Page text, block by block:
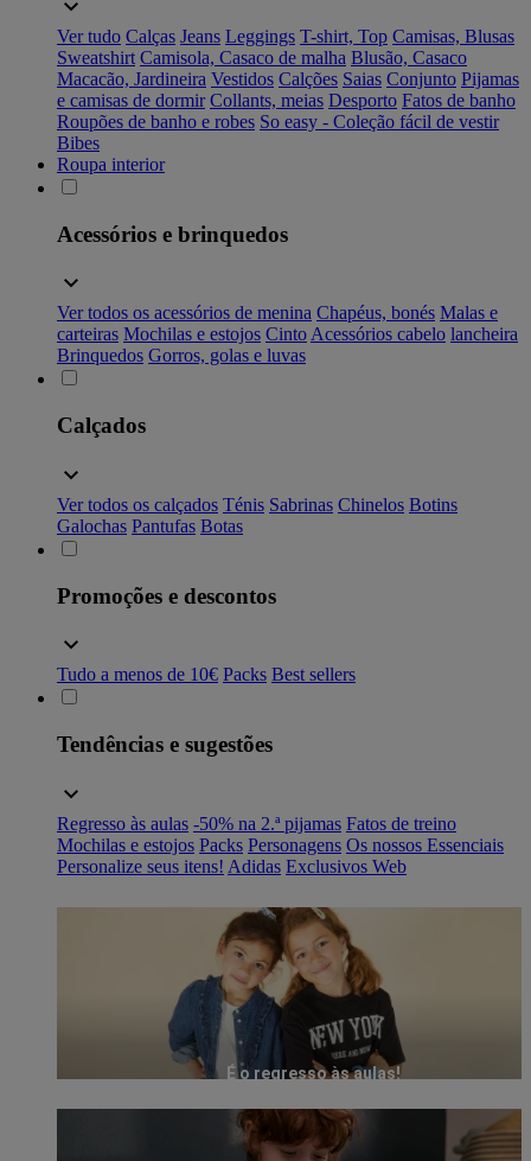
Ver tudo Calças Jeans Leggings T-shirt, Top Camisas, Blusas
Sweatshirt Camisola, Casaco de malha Blusão, Casaco
Macacão, Jardineira Vestidos Calções Saias Conjunto Pijamas
e camisas de dormir Collants, meias Desporto Fatos de banho
Roupões de banho e robes So easy - Coleção fácil de vestir
Bibes
Roupa interior
Acessórios e brinquedos
Ver todos os acessórios de menina Chapéus, bonés Malas e
carteiras Mochilas e estojos Cinto Acessórios cabelo lancheira
Brinquedos Gorros, golas e luvas
Calçados
Ver todos os calçados Ténis Sabrinas Chinelos Botins
Galochas Pantufas Botas
Promoções e descontos
Tudo a menos de 10€ Packs Best sellers
Tendências e sugestões
Regresso às aulas -50% na 2.ª pijamas Fatos de treino
Mochilas e estojos Packs Personagens Os nossos Essenciais
Personalize seus itens! Adidas Exclusivos Web
É o regresso às aulas!